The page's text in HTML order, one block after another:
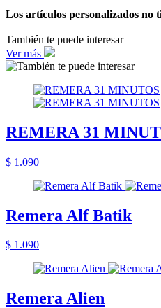
Los artículos personalizados no
También te puede interesar
Ver más
REMERA 31
$ 1.090
Remera Alf Batik
$ 1.090
Remera Alien